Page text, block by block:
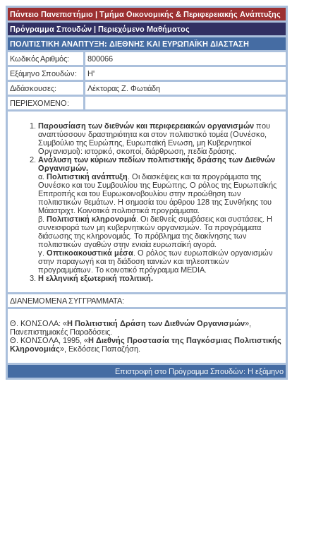
Πάντειο Πανεπιστήμιο | Tμήμα Οικονομικής & Περιφερειακής Ανάπτυξης
Πρόγραμμα Σπουδών | Περιεχόμενο Μαθήματος
ΠΟΛΙΤΙΣΤΙΚΗ ΑΝΑΠΤΥΞΗ: ΔΙΕΘΝΗΣ ΚΑΙ ΕΥΡΩΠΑΪΚΗ ΔΙΑΣΤΑΣΗ
Κωδικός Αριθμός:
800066
Εξάμηνο Σπουδών:
Η'
Διδάσκουσες:
Λέκτορας Ζ. Φωτιάδη
ΠΕΡΙΕΧΟΜΕΝΟ:
Παρουσίαση των διεθνών και περιφερειακών οργανισμών που
αναπτύσσουν δραστηριότητα και στον πολιτιστικό τομέα (Ουνέσκο,
Συμβούλιο της Ευρώπης, Ευρωπαϊκή Ενωση, μη Κυβερνητικοί
Οργανισμοί): ιστορικό, σκοποί, διάρθρωση, πεδία δράσης.
Ανάλυση των κύριων πεδίων πολιτιστικής δράσης των Διεθνών
Οργανισμών.
α. Πολιτιστική ανάπτυξη . Οι διασκέψεις και τα προγράμματα της
Ουνέσκο και του Συμβουλίου της Ευρώπης. Ο ρόλος της Ευρωπαϊκής
Επιτροπής και του Ευρωκοινοβουλίου στην προώθηση των
πολιτιστικών θεμάτων. Η σημασία του άρθρου 128 της Συνθήκης του
Μάαστριχτ. Κοινοτικά πολιτιστικά προγράμματα.
β. Πολιτιστική κληρονομιά . Οι διεθνείς συμβάσεις και συστάσεις. Η
συνεισφορά των μη κυβερνητικών οργανισμών. Τα προγράμματα
διάσωσης της κληρονομιάς. Το πρόβλημα της διακίνησης των
πολιτιστικών αγαθών στην ενιαία ευρωπαϊκή αγορά.
γ. Οπτικοακουστικά μέσα . Ο ρόλος των ευρωπαϊκών οργανισμών
στην παραγωγή και τη διάδοση ταινιών και τηλεοπτικών
προγραμμάτων. Το κοινοτικό πρόγραμμα MEDIA.
Η ελληνική εξωτερική πολιτική.
ΔΙΑΝΕΜΟΜΕΝΑ ΣΥΓΓΡΑΜΜΑΤΑ:
Θ. ΚΟΝΣΟΛΑ: «Η Πολιτιστική Δράση των Διεθνών Οργανισμών»,
Πανεπιστημιακές Παραδόσεις.
Θ. ΚΟΝΣΟΛΑ, 1995, «Η Διεθνής Προστασία της Παγκόσμιας Πολιτιστικής
Κληρονομιάς», Eκδόσεις Παπαζήση.
Επιστροφή στο Πρόγραμμα Σπουδών: Η εξάμηνο